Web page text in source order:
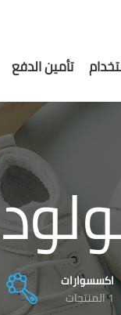
تأمين الدفع
اكسسوارات
1 المنتجات